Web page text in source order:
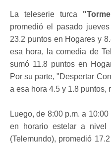
La teleserie turca
promedió el pasado
23.2 puntos en Hogares y
esa hora, la comedia de
sumó 11.8 puntos en
Por su parte, "Despertar
a esa hora 4.5 y 1.8 puntos,
Luego, de 8:00 p.m. a
en horario estelar a nivel
(Telemundo), promedió